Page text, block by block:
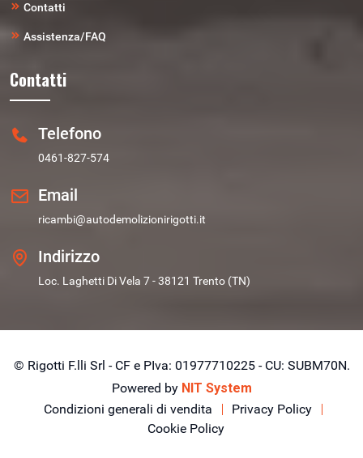
Contatti
Assistenza/FAQ
Contatti
Telefono
0461-827-574
Email
ricambi@autodemolizionirigotti.it
Indirizzo
Loc. Laghetti Di Vela 7 - 38121 Trento (TN)
© Rigotti F.lli Srl - CF e PIva: 01977710225 - CU: SUBM70N.
Powered by NIT System
Condizioni generali di vendita
Privacy Policy
Cookie Policy